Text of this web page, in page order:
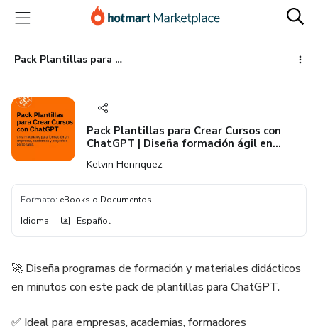
principal
página
de
página
Pack Plantillas para Crear Cursos con ChatGPT | Diseña formación ágil en empresas, academias y proyectos personales
Pack Plantillas para Crear Cursos con
ChatGPT | Diseña formación ágil en
personales
Kelvin Henriquez
Formato: eBooks o Documentos
Idioma: Español
🚀 Diseña programas de formación y materiales didácticos
en minutos con este pack de plantillas para ChatGPT.
✅ Ideal para empresas, academias, formadores